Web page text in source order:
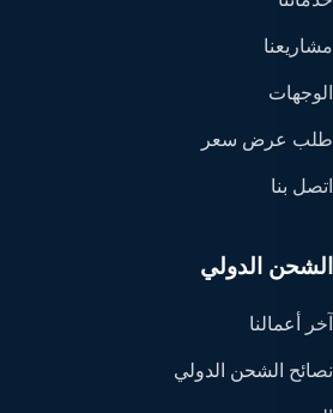
مشاريعنا
الوجهات
طلب عرض سعر
اتصل بنا
الشحن الدولي
آخر أعمالنا
نصائح الشحن الدولي